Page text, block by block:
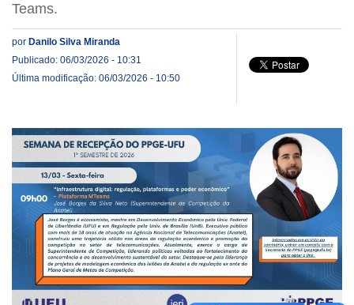
Teams.
por Danilo Silva Miranda
Publicado: 06/03/2026 - 10:31
Última modificação: 06/03/2026 - 10:50